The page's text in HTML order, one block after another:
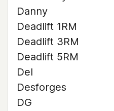
Danny
Deadlift 1RM
Deadlift 3RM
Deadlift 5RM
Del
Desforges
DG